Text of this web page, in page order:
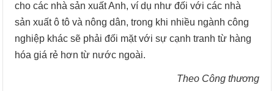
cho các nhà sản xuất Anh, ví dụ như đối với các nhà
sản xuất ô tô và nông dân, trong khi nhiều ngành công
nghiệp khác sẽ phải đối mặt với sự cạnh tranh từ hàng
hóa giá rẻ hơn từ nước ngoài.
Theo Công thương